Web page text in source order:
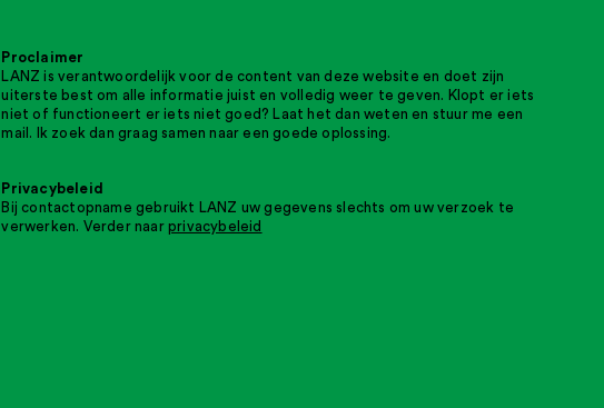
Proclaimer
LANZ is verantwoordelijk voor de content van deze website en doet zijn
uiterste best om alle informatie juist en volledig weer te geven. Klopt er iets
niet of functioneert er iets niet goed? Laat het dan weten en stuur me een
mail. Ik zoek dan graag samen naar een goede oplossing.
Privacybeleid
Bij contactopname gebruikt LANZ uw gegevens slechts om uw verzoek te
verwerken. Verder naar privacybeleid